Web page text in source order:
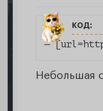
код:
Небольшая